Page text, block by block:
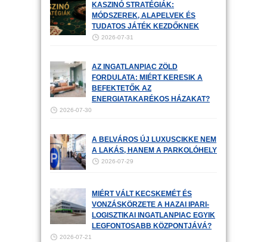
KASZINÓ STRATÉGIÁK:
MÓDSZEREK, ALAPELVEK ÉS
TUDATOS JÁTÉK KEZDŐKNEK
2026-07-31
AZ INGATLANPIAC ZÖLD
FORDULATA: MIÉRT KERESIK A
BEFEKTETŐK AZ
ENERGIATAKARÉKOS HÁZAKAT?
2026-07-30
A BELVÁROS ÚJ LUXUSCIKKE NEM
A LAKÁS, HANEM A PARKOLÓHELY
2026-07-29
MIÉRT VÁLT KECSKEMÉT ÉS
VONZÁSKÖRZETE A HAZAI IPARI-
LOGISZTIKAI INGATLANPIAC EGYIK
LEGFONTOSABB KÖZPONTJÁVÁ?
2026-07-21